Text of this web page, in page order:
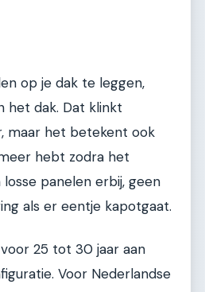
op je dak te leggen,
het dak. Dat klinkt
maar het betekent ook
hebt zodra het
panelen erbij, geen
als er eentje kapotgaat.
25 tot 30 jaar aan
Voor Nederlandse